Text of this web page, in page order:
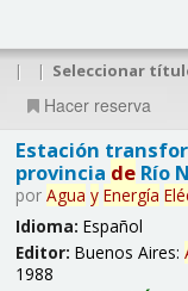
| | Seleccionar
Hacer reserva
Estación
provincia deRío
por Agua y Energía
Idioma: Español
Editor: Buenos Aires:
1988